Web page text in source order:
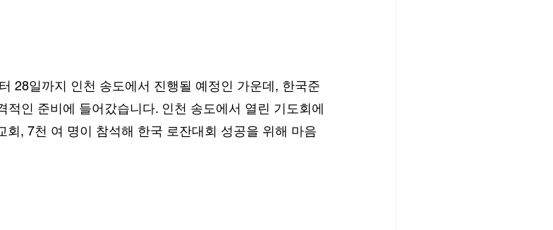
28일까지 인천 송도에서 진행될 예정인 가운데, 한국준
적인 준비에 들어갔습니다. 인천 송도에서 열린 기도회에
회, 7천 여 명이 참석해 한국 로잔대회 성공을 위해 마음